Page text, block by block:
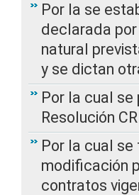
Por la se
declarada
natural
y se dictan
Por la cual
Resolución
Por la cual
modificación
contratos